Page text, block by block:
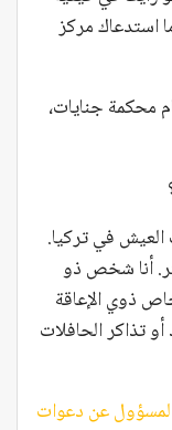
استدعاك مركز
محكمة جنايات،
في تركيا.
أنا شخص ذو
ذوي الإعاقة
تذاكر الحافلات
عن دعوات